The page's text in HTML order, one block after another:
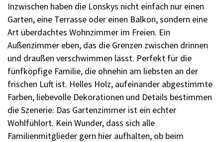
Inzwischen haben die Lonskys nicht einfach nur einen
Garten, eine Terrasse oder einen Balkon, sondern eine
Art überdachtes Wohnzimmer im Freien. Ein
Außenzimmer eben, das die Grenzen zwischen drinnen
und draußen verschwimmen lässt. Perfekt für die
fünfköpfige Familie, die ohnehin am liebsten an der
frischen Luft ist. Helles Holz, aufeinander abgestimmte
Farben, liebevolle Dekorationen und Details bestimmen
die Szenerie: Das Gartenzimmer ist ein echter
Wohlfühlort. Kein Wunder, dass sich alle
Familienmitglieder gern hier aufhalten, ob beim